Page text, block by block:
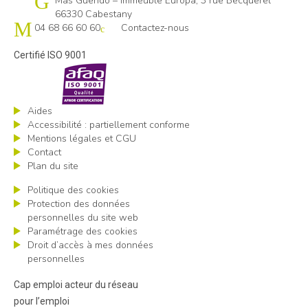
66330 Cabestany
04 68 66 60 60
Contactez-nous
Certifié ISO 9001
Aides
Accessibilité : partiellement conforme
Mentions légales et CGU
Contact
Plan du site
Politique des cookies
Protection des données
personnelles du site web
Paramétrage des cookies
Droit d’accès à mes données
personnelles
Cap emploi acteur du réseau
pour l’emploi